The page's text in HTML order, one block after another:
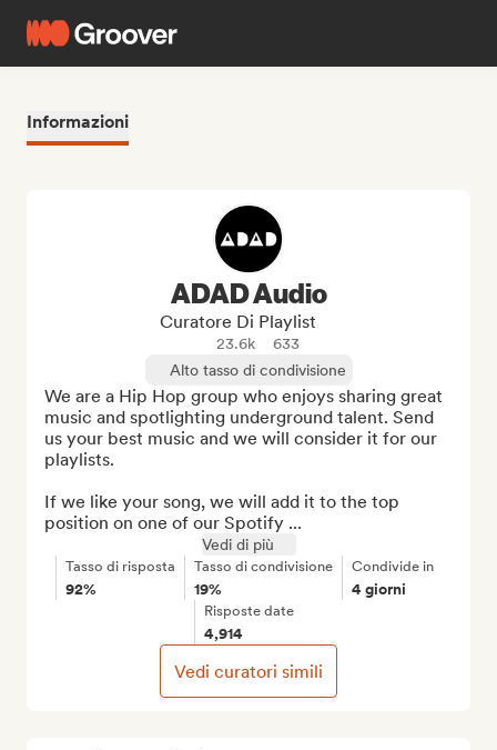
Informazioni
ADAD Audio
Curatore Di Playlist
23.6k
633
Alto tasso di condivisione
We are a Hip Hop group who enjoys sharing great
music and spotlighting underground talent. Send
us your best music and we will consider it for our
playlists.
If we like your song, we will add it to the top
position on one of our Spotify ...
Vedi di più
Tasso di risposta
92%
Tasso di condivisione
19%
Condivide in
4 giorni
Risposte date
4,914
Vedi curatori simili